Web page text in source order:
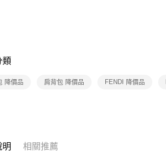
類
降價品 肩背包 降價品 FENDI 降價品
明 相關推薦